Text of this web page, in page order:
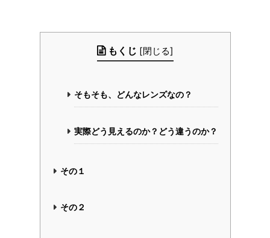
もくじ [閉じる]
そもそも、どんなレンズなの？
実際どう見えるのか？どう違うのか？
その１
その２